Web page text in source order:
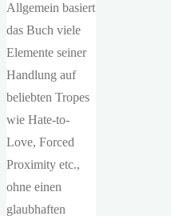
Allgemein basiert
das Buch viele
Elemente seiner
Handlung auf
beliebten Tropes
wie Hate-to-
Love, Forced
Proximity etc.,
ohne einen
glaubhaften